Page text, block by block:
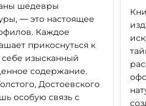
шедевры
— это настоящее
Каждое
прикоснуться к
изысканный
содержание.
Достоевского
особую связь с